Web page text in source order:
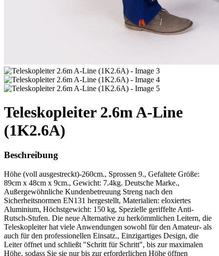
Teleskopleiter 2.6m A-Line
(1K2.6A)
Beschreibung
Höhe (voll ausgestreckt)-260cm., Sprossen 9., Gefaltete Größe:
89cm x 48cm x 9cm., Gewicht: 7.4kg. Deutsche Marke.,
Außergewöhnliche Kundenbetreuung Streng nach den
Sicherheitsnormen EN131 hergestellt, Materialien: eloxiertes
Aluminium, Höchstgewicht: 150 kg, Spezielle geriffelte Anti-
Rutsch-Stufen. Die neue Alternative zu herkömmlichen Leitern, die
Teleskopleiter hat viele Anwendungen sowohl für den Amateur- als
auch für den professionellen Einsatz., Einzigartiges Design, die
Leiter öffnet und schließt "Schritt für Schritt", bis zur maximalen
Höhe, sodass Sie sie nur bis zur erforderlichen Höhe öffnen